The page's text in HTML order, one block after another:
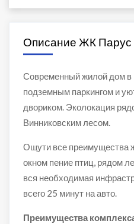
Описание ЖК Парус
Современный жилой дом в
подземным паркингом и
двориком. Эколокация
Винниковским лесом.
Ощути все преимущества
окном пение птиц, рядом
вся необходимая
всего 25 минут на авто.
Преимущества